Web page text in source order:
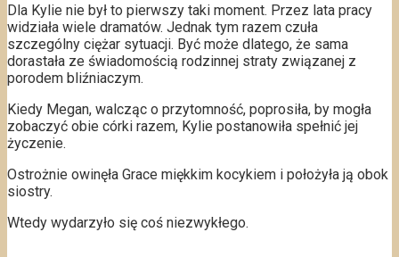
Dla Kylie nie był to pierwszy taki moment. Przez lata pracy
widziała wiele dramatów. Jednak tym razem czuła
szczególny ciężar sytuacji. Być może dlatego, że sama
dorastała ze świadomością rodzinnej straty związanej z
porodem bliźniaczym.
Kiedy Megan, walcząc o przytomność, poprosiła, by mogła
zobaczyć obie córki razem, Kylie postanowiła spełnić jej
życzenie.
Ostrożnie owinęła Grace miękkim kocykiem i położyła ją obok
siostry.
Wtedy wydarzyło się coś niezwykłego.